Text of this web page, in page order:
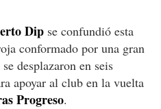
Dip se confundió esta
conformado por una gran
desplazaron en seis
apoyar al club en la vuelta
Progreso.